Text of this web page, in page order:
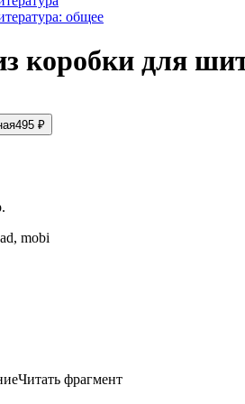
общее
коробки для
495 ₽
mobi
Читать фрагмент